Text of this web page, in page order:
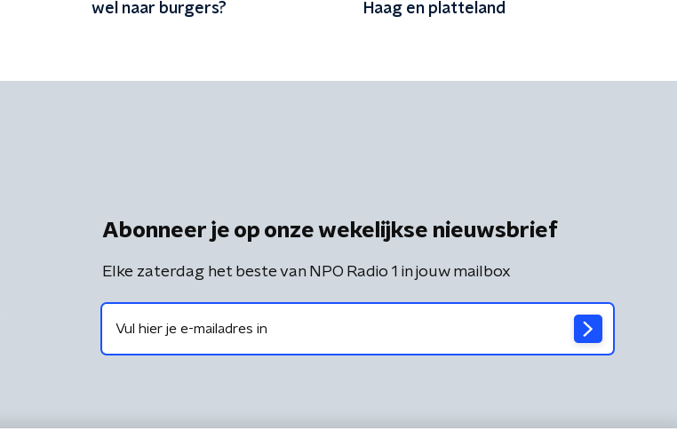
wel naar burgers?
Haag en platteland
Abonneer je op onze wekelijkse nieuwsbrief
Elke zaterdag het beste van NPO Radio 1 in jouw mailbox